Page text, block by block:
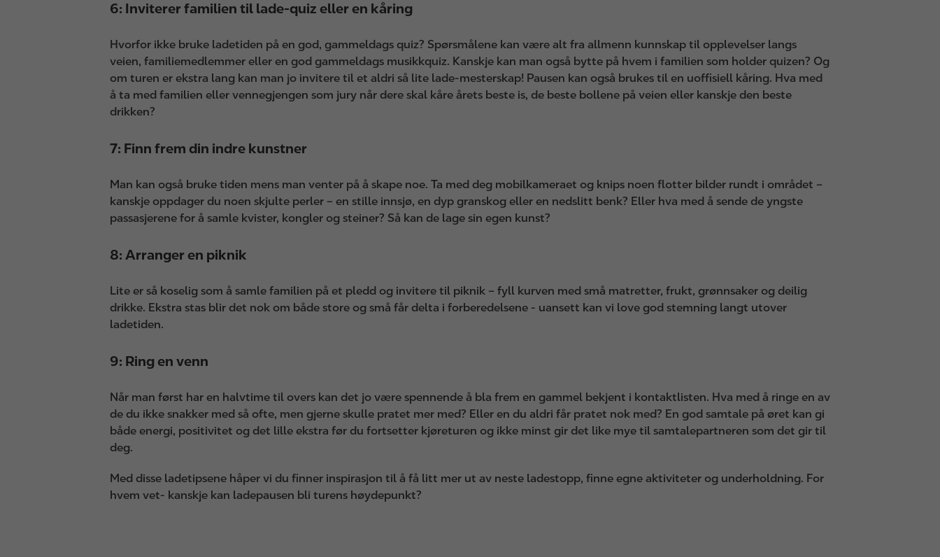
6: Inviterer familien til lade-quiz eller en kåring
Hvorfor ikke bruke ladetiden på en god, gammeldags quiz? Spørsmålene kan være alt fra allmenn kunnskap til opplevelser langs
veien, familiemedlemmer eller en god gammeldags musikkquiz. Kanskje kan man også bytte på hvem i familien som holder quizen? Og
om turen er ekstra lang kan man jo invitere til et aldri så lite lade-mesterskap! Pausen kan også brukes til en uoffisiell kåring. Hva med
å ta med familien eller vennegjengen som jury når dere skal kåre årets beste is, de beste bollene på veien eller kanskje den beste
drikken?
7: Finn frem din indre kunstner
Man kan også bruke tiden mens man venter på å skape noe. Ta med deg mobilkameraet og knips noen flotter bilder rundt i området –
kanskje oppdager du noen skjulte perler – en stille innsjø, en dyp granskog eller en nedslitt benk? Eller hva med å sende de yngste
passasjerene for å samle kvister, kongler og steiner? Så kan de lage sin egen kunst?
8: Arranger en piknik
Lite er så koselig som å samle familien på et pledd og invitere til piknik – fyll kurven med små matretter, frukt, grønnsaker og deilig
drikke. Ekstra stas blir det nok om både store og små får delta i forberedelsene - uansett kan vi love god stemning langt utover
ladetiden.
9: Ring en venn
Når man først har en halvtime til overs kan det jo være spennende å bla frem en gammel bekjent i kontaktlisten. Hva med å ringe en av
de du ikke snakker med så ofte, men gjerne skulle pratet mer med? Eller en du aldri får pratet nok med? En god samtale på øret kan gi
både energi, positivitet og det lille ekstra før du fortsetter kjøreturen og ikke minst gir det like mye til samtalepartneren som det gir til
deg.
Med disse ladetipsene håper vi du finner inspirasjon til å få litt mer ut av neste ladestopp, finne egne aktiviteter og underholdning. For
hvem vet- kanskje kan ladepausen bli turens høydepunkt?